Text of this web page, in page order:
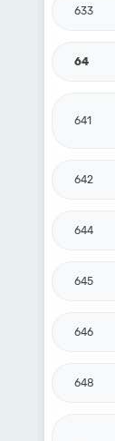
633
64
641
642
644
645
646
648